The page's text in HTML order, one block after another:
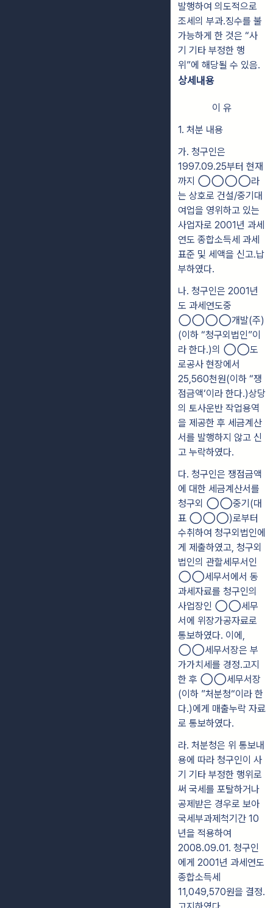
발행하여 의도적으로
조세의 부과.징수를 불
가능하게 한 것은 “사
기 기타 부정한 행
위”에 해당될 수 있음.
상세내용
이 유
1. 처분 내용
가. 청구인은
1997.09.25부터 현재
까지 ◯◯◯◯라
는 상호로 건설/중기대
여업을 영위하고 있는
사업자로 2001년 과세
연도 종합소득세 과세
표준 및 세액을 신고․납
부하였다.
나. 청구인은 2001년
도 과세연도중
◯◯◯◯개발(주)
(이하 “청구외법인”이
라 한다.)의 ◯◯도
로공사 현장에서
25,560천원(이하 “쟁
점금액‘이라 한다.)상당
의 토사운반 작업용역
을 제공한 후 세금계산
서를 발행하지 않고 신
고 누락하였다.
다. 청구인은 쟁점금액
에 대한 세금계산서를
청구외 ◯◯중기(대
표 ◯◯◯)로부터
수취하여 청구외법인에
게 제출하였고, 청구외
법인의 관할세무서인
◯◯세무서에서 동
과세자료를 청구인의
사업장인 ◯◯세무
서에 위 장가공자료로
통보하였다. 이에,
◯◯세무서장은 부
가가치세를 경정․고지
한 후 ◯◯세무서장
(이하 ”처분청“이라 한
다.)에게 매출누락 자료
로 통보하였다.
라. 처분청은 위 통보내
용에 따라 청구인이 사
기 기타 부정한 행위로
써 국세를 포탈하거나
공제받은 경우로 보아
국세부과제척기간 10
년을 적용하여
2008.09.01. 청구인
에게 2001년 과세연도
종합소득세
11,049,570원을 결정․